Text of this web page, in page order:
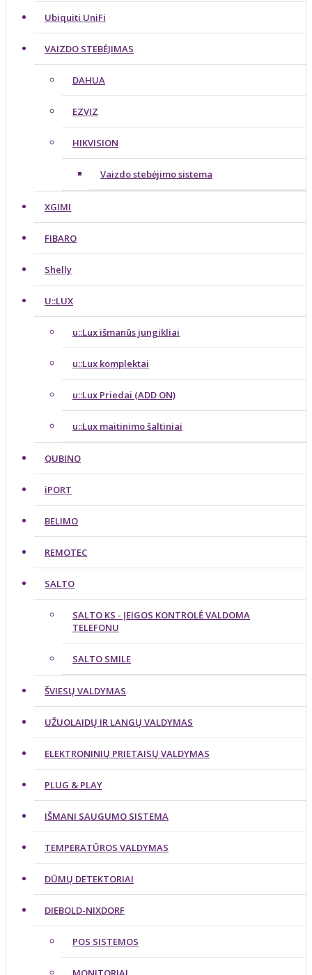
Ubiquiti UniFi
VAIZDO STEBĖJIMAS
DAHUA
EZVIZ
HIKVISION
Vaizdo stebėjimo sistema
XGIMI
FIBARO
Shelly
U::LUX
u::Lux išmanūs jungikliai
u::Lux komplektai
u::Lux Priedai (ADD ON)
u::Lux maitinimo šaltiniai
QUBINO
iPORT
BELIMO
REMOTEC
SALTO
SALTO KS - ĮEIGOS KONTROLĖ VALDOMA
TELEFONU
SALTO SMILE
ŠVIESŲ VALDYMAS
UŽUOLAIDŲ IR LANGŲ VALDYMAS
ELEKTRONINIŲ PRIETAISŲ VALDYMAS
PLUG & PLAY
IŠMANI SAUGUMO SISTEMA
TEMPERATŪROS VALDYMAS
DŪMŲ DETEKTORIAI
DIEBOLD-NIXDORF
POS SISTEMOS